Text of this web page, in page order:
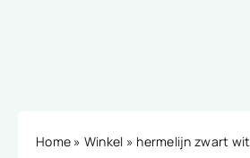
Home » Winkel » hermelijn zwart wit